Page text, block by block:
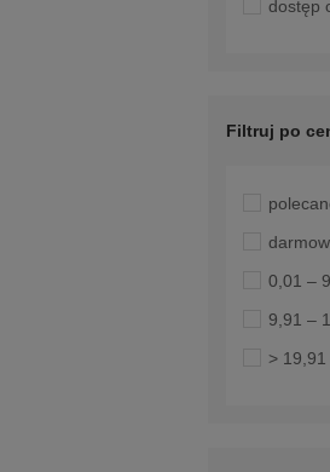
dostęp
Filtruj po
0,01 –
9,91 –
> 19,91